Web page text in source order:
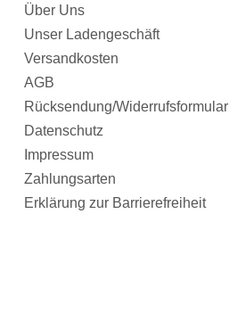
Über Uns
Unser Ladengeschäft
Versandkosten
AGB
Rücksendung/Widerrufsformular
Datenschutz
Impressum
Zahlungsarten
Erklärung zur Barrierefreiheit